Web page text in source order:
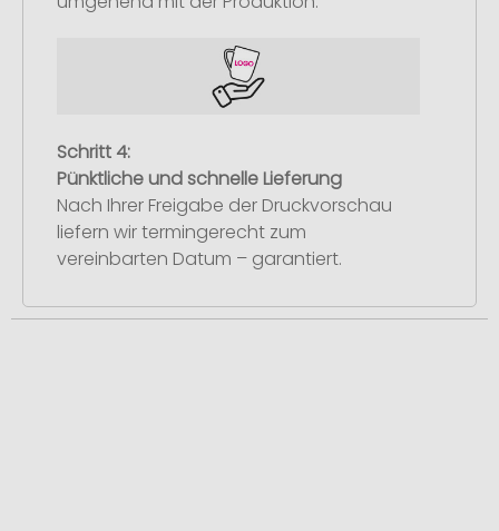
Schritt 4:
Pünktliche und schnelle Lieferung
Nach Ihrer Freigabe der Druckvorschau
liefern wir termingerecht zum
vereinbarten Datum – garantiert.